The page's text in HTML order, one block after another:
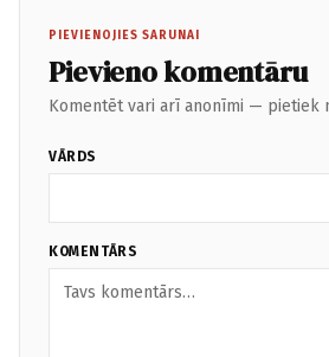
PIEVIENOJIES SARUNAI
Pievieno komentāru
Komentēt vari arī anonīmi — pietiek
VĀRDS
KOMENTĀRS